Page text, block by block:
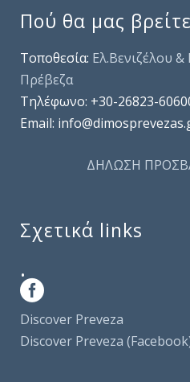
Πού θα μας βρείτε
Τοποθεσία: Ελ.Βενιζέλου
Πρέβεζα
Τηλέφωνo: +30-26823-
Email:
ΔΗΛΩΣΗ
Σχετικά links
.
Discover Preveza
Discover Preveza